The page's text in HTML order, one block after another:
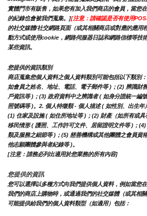
實體門市有販售，如果您有加入我們商店的會員，當您
的紀錄也會被我們蒐集。][注意：請確認是否有使用
的社交媒體/社交網路頁面（或其相關商店或對應的應用
動方式或使用cookie，網路伺服器日誌和網路信標等技
某些資訊。
您提供的資訊類別
商店蒐集您個人資料之個人資料類別可能包括以下類別
如會員之姓名、地址、電話、電子郵件等 )；(2) 辨識財
戶資訊等 )；(3) 政府資料中之辨識者 ( 如身分證統一編
照號碼等 )。2. 個人特徵類 - 個人描述 ( 如性別、出生
(1) 住家及設施 ( 如住所地址等 )；(2) 財產（如所有或
移民情形 ( 護照、工作許可文件、居留證明文件等 )；
類及服務之細節等 )；(5) 慈善機構或其他團體之會員資
他志願團體參與者紀錄等 )。
[注意：請務必列出適用於您業務的所有內容]
您提供的資訊
您可以選擇以多種方式向我們提供個人資料，例如當您
我們的商店上購物時，或通過我們的社交媒體（或其相
可能提供給我們的個人資料類型（如適用）包括：